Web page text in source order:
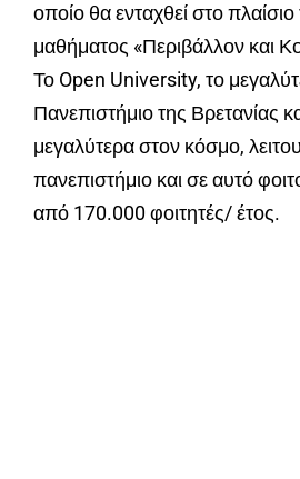
οποίο θα ενταχθεί στο
μαθήματος «Περιβάλλον και
Το Open University, το
Πανεπιστήμιο της Βρετανίας
μεγαλύτερα στον κόσμο,
πανεπιστήμιο και σε αυτό
από 170.000 φοιτητές/ έτος.